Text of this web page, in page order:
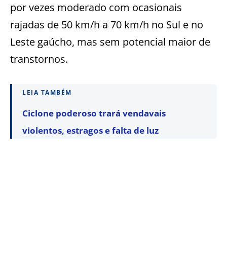
por vezes moderado com ocasionais
rajadas de 50 km/h a 70 km/h no Sul e no
Leste gaúcho, mas sem potencial maior de
transtornos.
LEIA TAMBÉM
Ciclone poderoso trará vendavais
violentos, estragos e falta de luz